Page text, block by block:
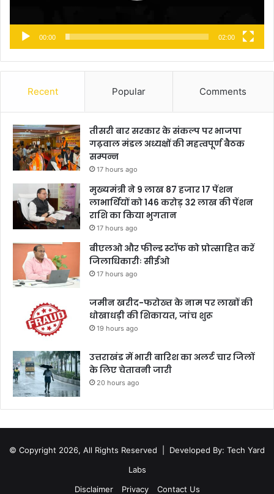
00:00 02:00
Recent Popular Comments
तीसरी बार सरकार के संकल्प पर भाजपा
गढ़वाल मंडल अध्यक्षों की महत्वपूर्ण बैठक
सम्पन्न
17 hours ago
मुख्यमंत्री ने 9 लाख 87 हजार 17 पेंशन
लाभार्थियों को 146 करोड़ 32 लाख की पेंशन
राशि का किया भुगतान
17 hours ago
बीएलओ और फील्ड स्टॉफ को प्रोत्साहित करें
जिलाधिकारीः सीईओ
17 hours ago
जमीन खरीद-फरोख्त के नाम पर लाखों की
धोखाधड़ी की शिकायत, जांच शुरू
19 hours ago
उत्तराखंड में भारी बारिश का अलर्ट चार जिलों
के लिए चेतावनी जारी
20 hours ago
© Copyright 2026, All Rights Reserved | Developed By: Tech Yard
Labs
Disclaimer
Privacy Contact Us